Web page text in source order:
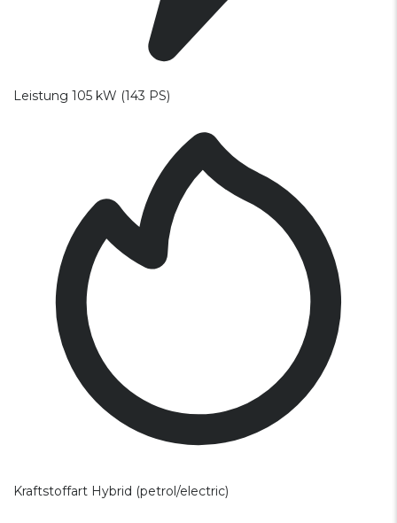
Leistung 105 kW (143 PS)
Kraftstoffart Hybrid (petrol/electric)